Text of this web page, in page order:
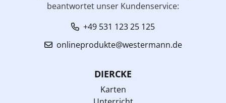
beantwortet unser Kundenservice:
+49 531 123 25 125
onlineprodukte@westermann.de
DIERCKE
Karten